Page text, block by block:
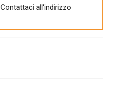
all'indirizzo